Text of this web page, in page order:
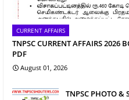
CURRENT AFFAIRS
TNPSC CURRENT AFFAIRS 2026
PDF
August 01, 2026
TNPSC PHOTO &